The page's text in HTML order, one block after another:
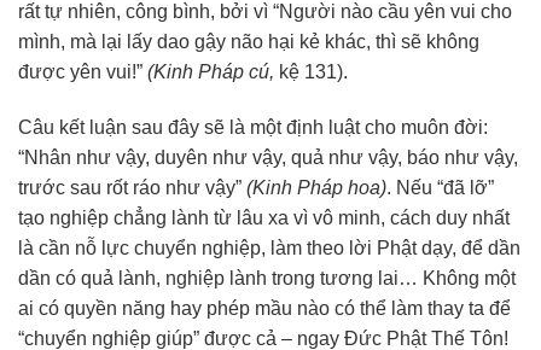
rất tự nhiên, công bình, bởi vì “Người nào cầu yên vui cho
mình, mà lại lấy dao gậy não hại kẻ khác, thì sẽ không
được yên vui!” (Kinh Pháp cú, kệ 131).
Câu kết luận sau đây sẽ là một định luật cho muôn đời:
“Nhân như vậy, duyên như vậy, quả như vậy, báo như vậy,
trước sau rốt ráo như vậy” (Kinh Pháp hoa). Nếu “đã lỡ”
tạo nghiệp chẳng lành từ lâu xa vì vô minh, cách duy nhất
là cần nỗ lực chuyển nghiệp, làm theo lời Phật dạy, để dần
dần có quả lành, nghiệp lành trong tương lai… Không một
ai có quyền năng hay phép mầu nào có thể làm thay ta để
“chuyển nghiệp giúp” được cả – ngay Đức Phật Thế Tôn!